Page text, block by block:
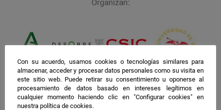
Con su acuerdo, usamos cookies o tecnologías similares para
almacenar, acceder y procesar datos personales como su visita en
este sitio web. Puede retirar su consentimiento u oponerse al
procesamiento de datos basado en intereses legítimos en
cualquier momento haciendo clic en "Configurar cookies" en
nuestra política de cookies.